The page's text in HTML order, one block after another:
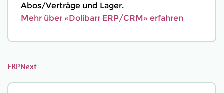
Abos/Verträge und Lager.
Mehr über «Dolibarr ERP/CRM» erfahren
ERPNext